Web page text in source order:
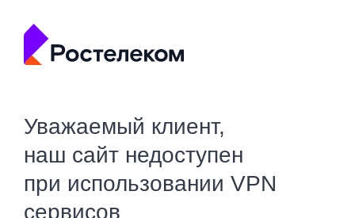
Уважаемый клиент,
наш сайт недоступен
при использовании VPN
сервисов